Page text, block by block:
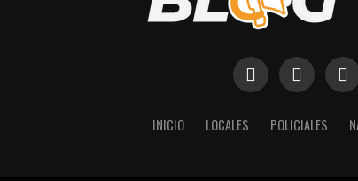
INICIO LOCALES POLICIALES